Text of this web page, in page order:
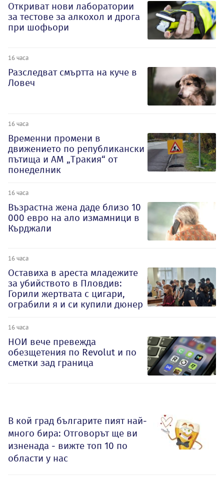
Откриват нови лаборатории
за тестове за алкохол и дрога
при шофьори
16 часа
Разследват смъртта на куче в
Ловеч
16 часа
Временни промени в
движението по републикански
пътища и АМ „Тракия“ от
понеделник
16 часа
Възрастна жена даде близо 10
000 евро на ало измамници в
Кърджали
16 часа
Оставиха в ареста младежите
за убийството в Пловдив:
Горили жертвата с цигари,
ограбили я и си купили дюнер
16 часа
НОИ вече превежда
обезщетения по Revolut и по
сметки зад граница
В кой град българите пият най-
много бира: Отговорът ще ви
изненада - вижте топ 10 по
области у нас